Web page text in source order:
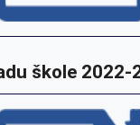
škole 2022-